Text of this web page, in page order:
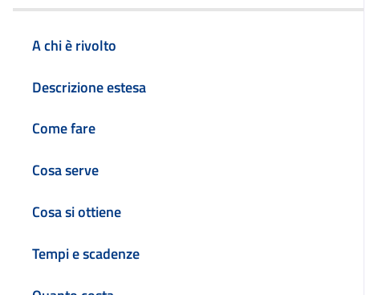
A chi è rivolto
Descrizione estesa
Come fare
Cosa serve
Cosa si ottiene
Tempi e scadenze